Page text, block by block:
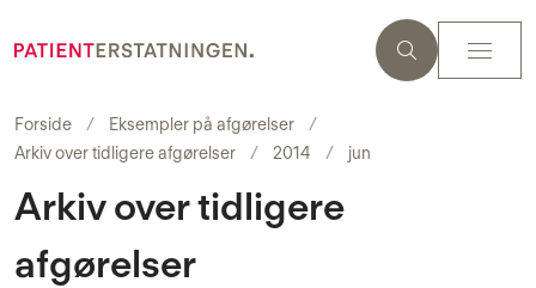
Forside
Eksempler på afgørelser
Arkiv over tidligere afgørelser
2014 jun
Arkiv over tidligere
afgørelser